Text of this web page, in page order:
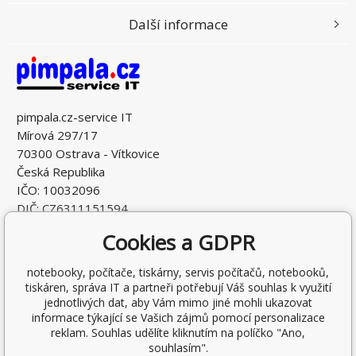
pimpala.cz-service IT
Mírová 297/17
70300 Ostrava - Vítkovice
Česká Republika
IČO: 10032096
DIČ: CZ6311151594
Další informace
Cookies a GDPR
notebooky, počítače, tiskárny, servis počítačů, notebooků,
tiskáren, správa IT a partneři potřebují Váš souhlas k využití
jednotlivých dat, aby Vám mimo jiné mohli ukazovat
informace týkající se Vašich zájmů pomocí personalizace
reklam. Souhlas udělíte kliknutím na políčko "Ano,
souhlasím".